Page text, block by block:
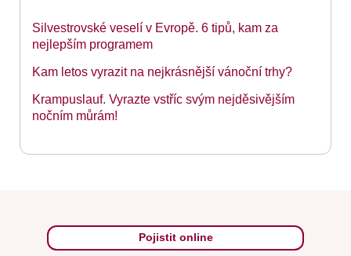
Silvestrovské veselí v Evropě. 6 tipů, kam za
nejlepším programem
Kam letos vyrazit na nejkrásnější vánoční trhy?
Krampuslauf. Vyrazte vstříc svým nejděsivějším
nočním můrám!
Pojistit online